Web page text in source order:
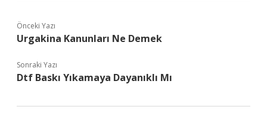
Önceki Yazı
Urgakina Kanunları Ne Demek
Sonraki Yazı
Dtf Baskı Yıkamaya Dayanıklı Mı